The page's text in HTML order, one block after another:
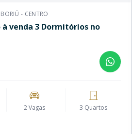
- CENTRO
venda 3 Dormitórios no
2 Vagas 3 Quartos